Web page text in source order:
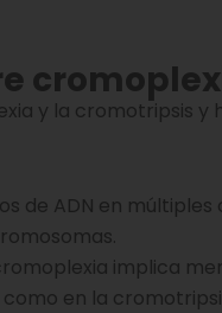
y la cromotripsis
de ADN en
implica
en la